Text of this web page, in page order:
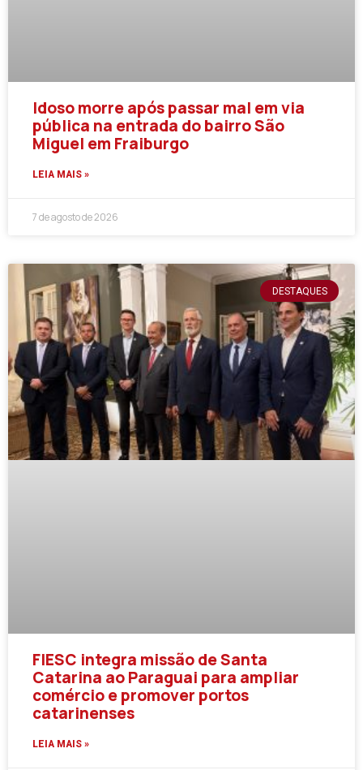
Idoso morre após passar mal em via
pública na entrada do bairro São
Miguel em Fraiburgo
LEIA MAIS »
7 de agosto de 2026
DESTAQUES
FIESC integra missão de Santa
Catarina ao Paraguai para ampliar
comércio e promover portos
catarinenses
LEIA MAIS »